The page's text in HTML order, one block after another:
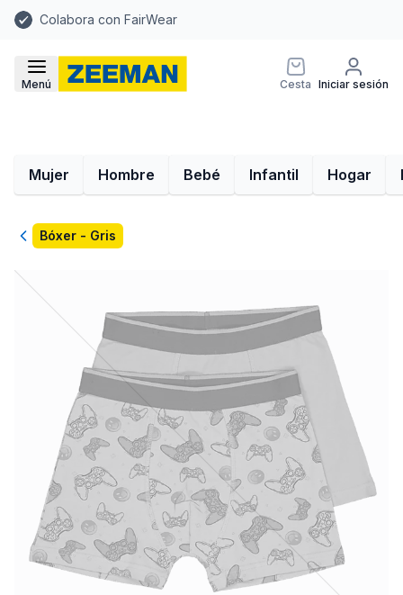
Colabora con FairWear
Menú Cesta Iniciar sesión
Mujer Hombre Bebé Infantil Hogar
VolverBóxer - Gris